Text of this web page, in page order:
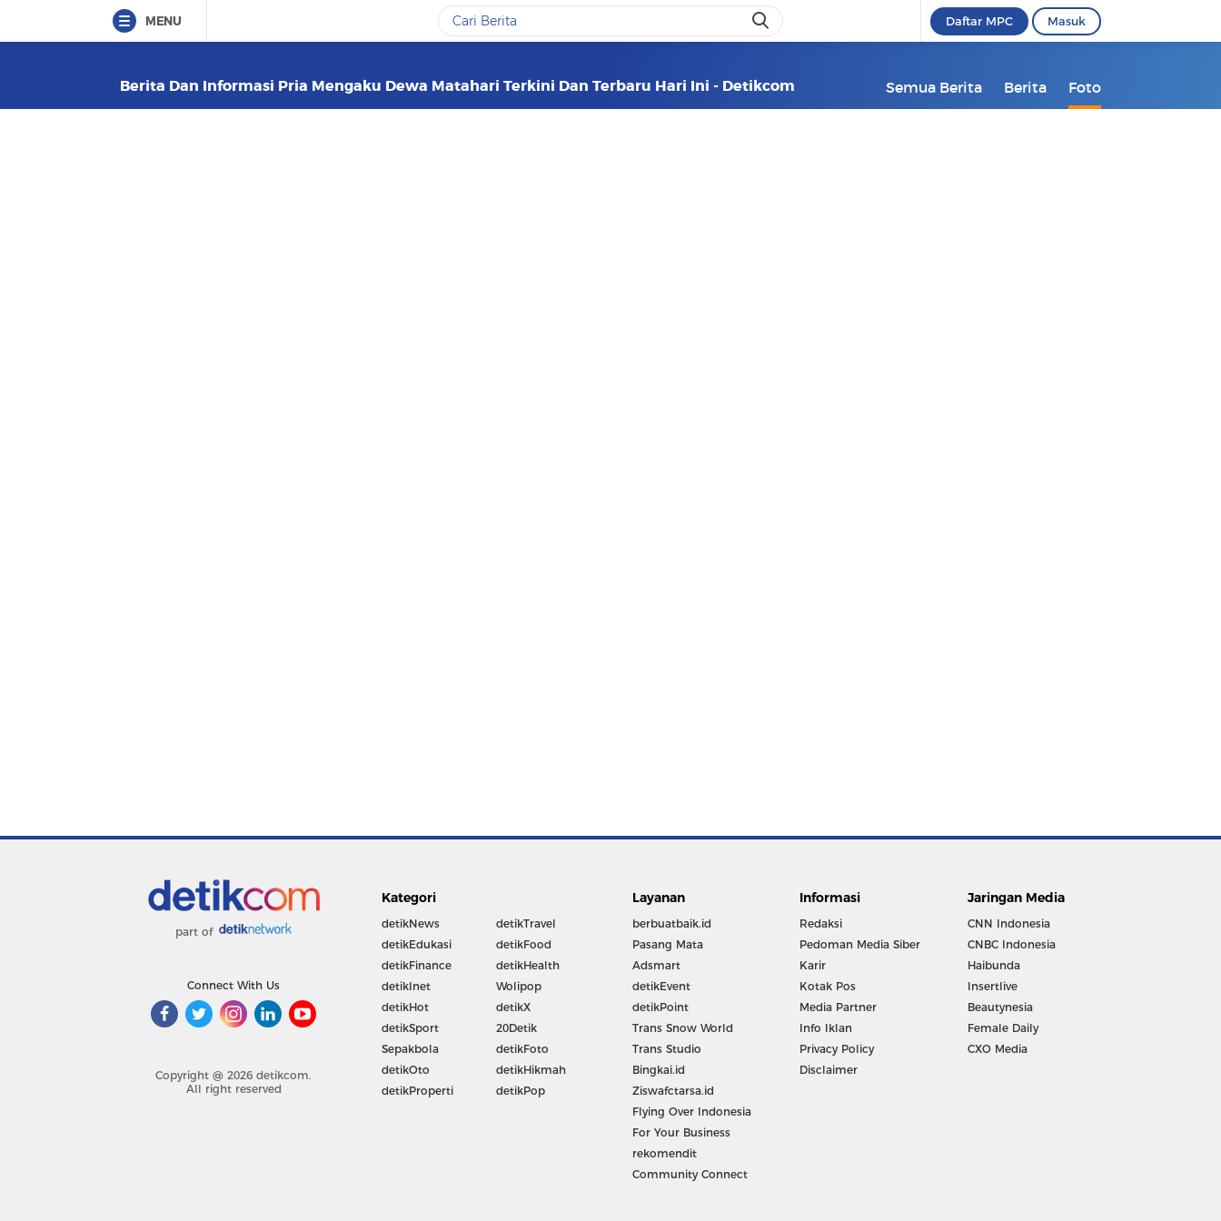
MENU Daftar MPC Masuk
Berita Dan Informasi Pria Mengaku Dewa Matahari Terkini Dan Terbaru Hari Ini - Detikcom Semua Berita Berita Foto
part of
Connect With Us
Copyright @ 2026 detikcom.
All right reserved
Kategori
detikNews
detikEdukasi
detikFinance
detikInet
detikHot
detikSport
Sepakbola
detikOto
detikProperti
detikTravel
detikFood
detikHealth
Wolipop
detikX
20Detik
detikFoto
detikHikmah
detikPop
Layanan
berbuatbaik.id
Pasang Mata
Adsmart
detikEvent
detikPoint
Trans Snow World
Trans Studio
Bingkai.id
Ziswafctarsa.id
Flying Over Indonesia
For Your Business
rekomendit
Community Connect
Informasi
Redaksi
Pedoman Media Siber
Karir
Kotak Pos
Media Partner
Info Iklan
Privacy Policy
Disclaimer
Jaringan Media
CNN Indonesia
CNBC Indonesia
Haibunda
Insertlive
Beautynesia
Female Daily
CXO Media